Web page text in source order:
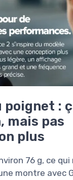
poignet :
mais pas
plus
76 g, ce qui
montre avec